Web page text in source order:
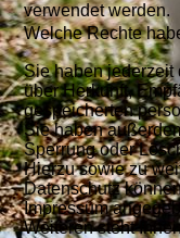
verwendet werden.
Welche Rechte
Sie haben jederzeit
über Herkunft,
gespeicherten
Sie haben
Sperrung oder
Hierzu sowie zu
Datenschutz
Impressum
Weiteren steht